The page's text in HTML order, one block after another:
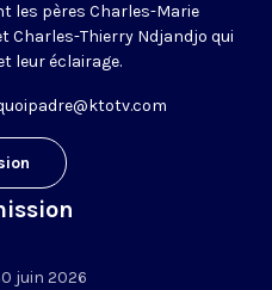
les pères Charles-Marie
Charles-Thierry Ndjandjo qui
leur éclairage.
juin 2026